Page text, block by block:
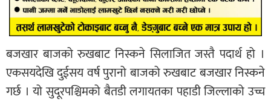
बजखार बाजको रुखबाट निस्कने सिलाजित जस्तै पदार्थ हो ।
एकसयदेखि दुईसय वर्ष पुरानो बाजको रुखबाट बजखार निस्कने
गर्छ । यो सुदूरपश्चिमको बैतडी लगायतका पहाडी जिल्लाको उच्च